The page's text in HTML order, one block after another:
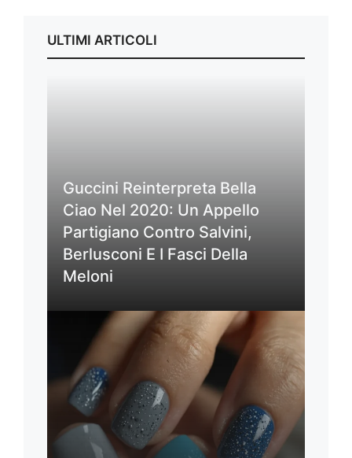
ULTIMI ARTICOLI
Guccini Reinterpreta Bella
Ciao Nel 2020: Un Appello
Partigiano Contro Salvini,
Berlusconi E I Fasci Della
Meloni